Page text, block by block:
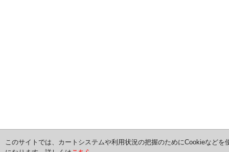
このサイトでは、カートシステムや利用状況の把握のためにCookieなど